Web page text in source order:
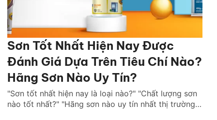
Sơn Tốt Nhất Hiện Nay Được
Đánh Giá Dựa Trên Tiêu Chí Nào?
Hãng Sơn Nào Uy Tín?
"Sơn tốt nhất hiện nay là loại nào?" "Chất lượng sơn
nào tốt nhất?" "Hãng sơn nào uy tín nhất thị trường